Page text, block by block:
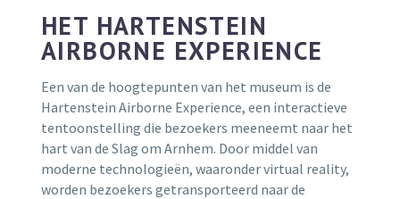
HET HARTENSTEIN
AIRBORNE EXPERIENCE
Een van de hoogtepunten van het museum is de
Hartenstein Airborne Experience, een interactieve
tentoonstelling die bezoekers meeneemt naar het
hart van de Slag om Arnhem. Door middel van
moderne technologieën, waaronder virtual reality,
worden bezoekers getransporteerd naar de